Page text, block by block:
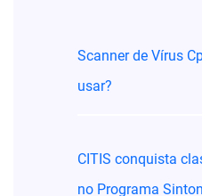
Scanner de Vírus
usar?
CITIS conquista
no Programa